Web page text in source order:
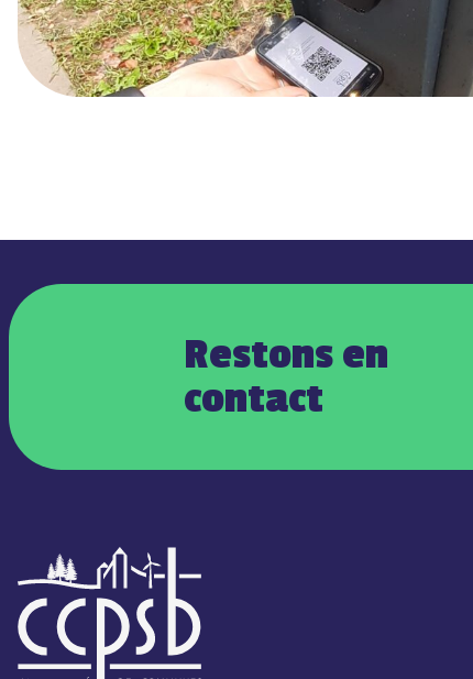
Restons en
contact